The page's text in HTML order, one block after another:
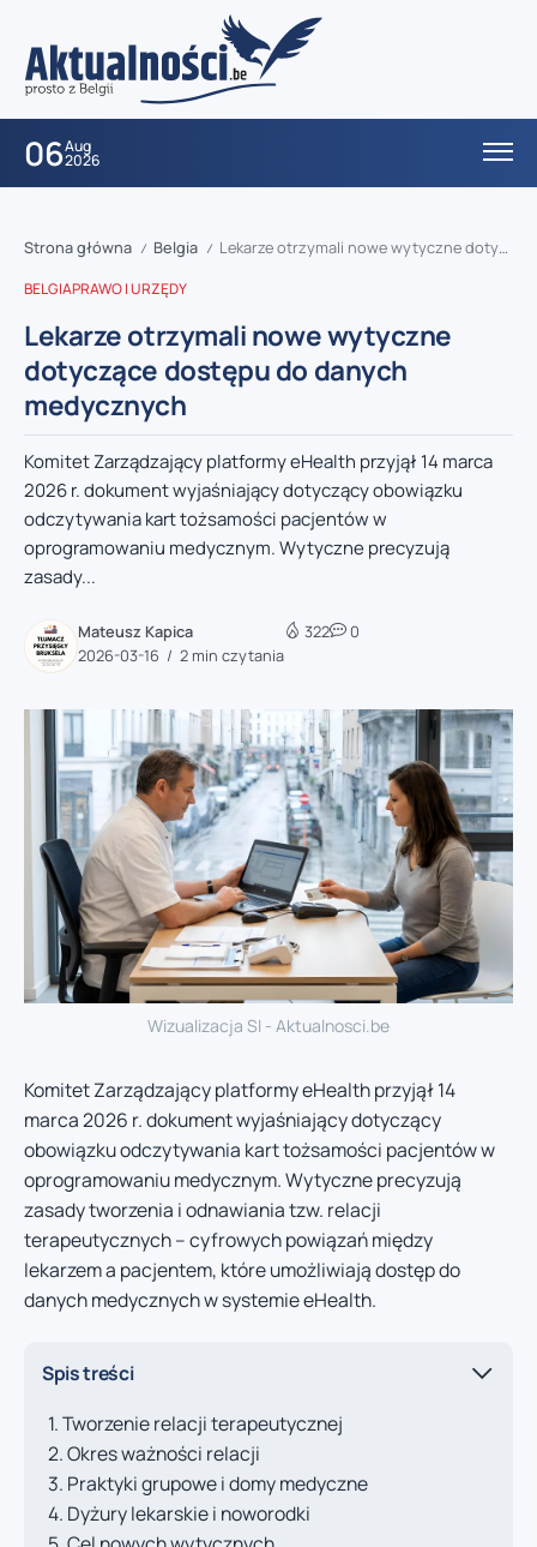
06Aug
2026
Strona główna / Belgia / Lekarze otrzymali nowe wytyczne dotyczące dostępu do danych medycznych
BELGIAPRAWO I URZĘDY
Lekarze otrzymali nowe wytyczne
dotyczące dostępu do danych
medycznych
Komitet Zarządzający platformy eHealth przyjął 14 marca
2026 r. dokument wyjaśniający dotyczący obowiązku
odczytywania kart tożsamości pacjentów w
oprogramowaniu medycznym. Wytyczne precyzują
zasady...
Mateusz Kapica
2026-03-16
2 min czytania
322 0
Wizualizacja SI - Aktualnosci.be
Komitet Zarządzający platformy eHealth przyjął 14
marca 2026 r. dokument wyjaśniający dotyczący
obowiązku odczytywania kart tożsamości pacjentów w
oprogramowaniu medycznym. Wytyczne precyzują
zasady tworzenia i odnawiania tzw. relacji
terapeutycznych – cyfrowych powiązań między
lekarzem a pacjentem, które umożliwiają dostęp do
danych medycznych w systemie eHealth.
Spis treści
Tworzenie relacji terapeutycznej
Okres ważności relacji
Praktyki grupowe i domy medyczne
Dyżury lekarskie i noworodki